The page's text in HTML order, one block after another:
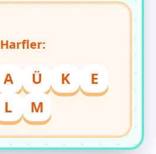
Harfler:
A Ü K
E
L
M